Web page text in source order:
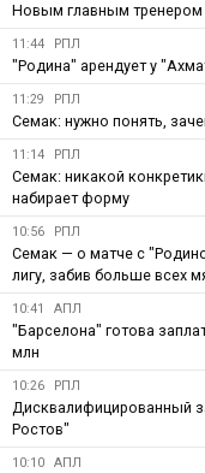
Новым главным тренером
11:44 РПЛ
"Родина" арендует у
11:29 РПЛ
Семак: нужно понять,
11:14 РПЛ
Семак: никакой
набирает форму
10:56 РПЛ
Семак — о матче с
лигу, забив больше всех
10:41 АПЛ
"Барселона" готова
млн
10:26 РПЛ
Дисквалифицированный
Ростов"
10:10 АПЛ